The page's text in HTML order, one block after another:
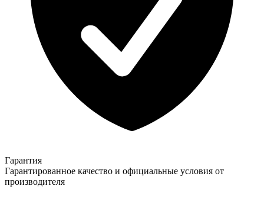
Гарантия
Гарантированное качество и официальные условия от
производителя